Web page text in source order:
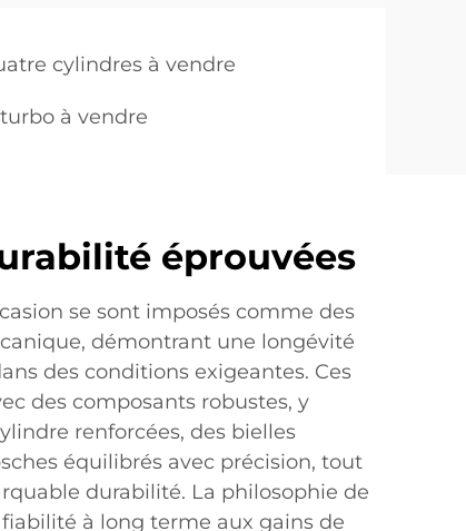
cylindres à vendre
à vendre
éprouvées
se sont imposés comme des
démontrant une longévité
des conditions exigeantes. Ces
des composants robustes, y
renforcées, des bielles
équilibrés avec précision, tout
durabilité. La philosophie de
à long terme aux gains de